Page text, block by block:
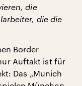
die
die die
Border
Auftakt ist für
Das „Munich